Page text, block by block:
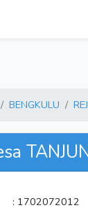
BENGKULU
: 1702072012